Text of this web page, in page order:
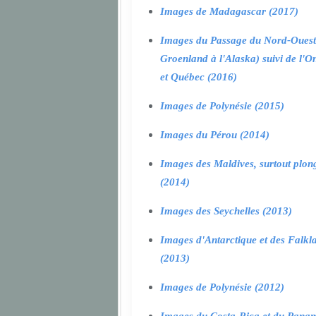
Images de Madagascar (2017)
Images du Passage du Nord-
Groenland à l'Alaska) suivi de
et Québec (2016)
Images de Polynésie (2015)
Images du Pérou (2014)
Images des Maldives, surtout
(2014)
Images des Seychelles (2013)
Images d'Antarctique et des
(2013)
Images de Polynésie (2012)